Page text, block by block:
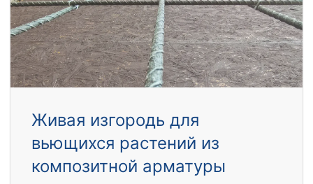
Живая изгородь для
вьющихся растений из
композитной арматуры